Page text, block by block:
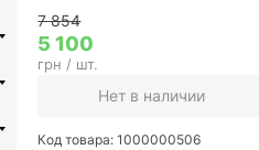
7 854
5 100
грн / шт.
Нет в наличии
Код товара: 1000000506